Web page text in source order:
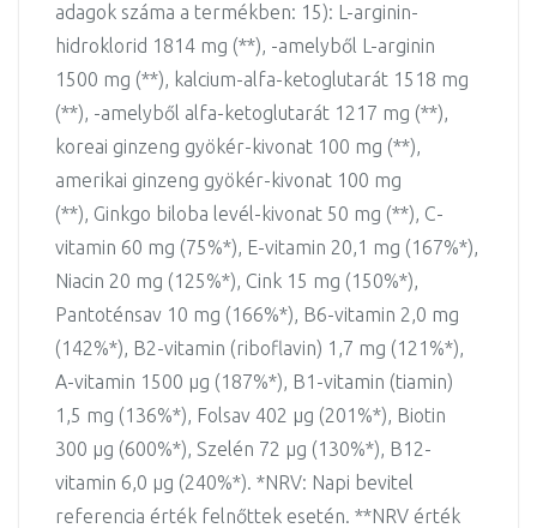
adagok száma a termékben: 15): L-arginin-
hidroklorid 1814 mg (**), -amelyből L-arginin
1500 mg (**), kalcium-alfa-ketoglutarát 1518 mg
(**), -amelyből alfa-ketoglutarát 1217 mg (**),
koreai ginzeng gyökér-kivonat 100 mg (**),
amerikai ginzeng gyökér-kivonat 100 mg
(**), Ginkgo biloba levél-kivonat 50 mg (**), C-
vitamin 60 mg (75%*), E-vitamin 20,1 mg (167%*),
Niacin 20 mg (125%*), Cink 15 mg (150%*),
Pantoténsav 10 mg (166%*), B6-vitamin 2,0 mg
(142%*), B2-vitamin (riboflavin) 1,7 mg (121%*),
A-vitamin 1500 µg (187%*), B1-vitamin (tiamin)
1,5 mg (136%*), Folsav 402 µg (201%*), Biotin
300 µg (600%*), Szelén 72 µg (130%*), B12-
vitamin 6,0 µg (240%*). *NRV: Napi bevitel
referencia érték felnőttek esetén. **NRV érték